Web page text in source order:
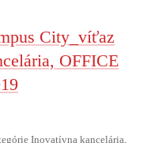
Inovatívna kancelária,